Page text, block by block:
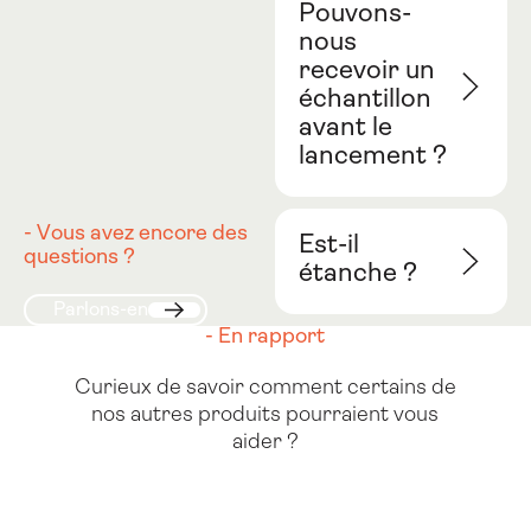
- Vous avez encore des
questions ?
Suivant
Pouvons-
nous
recevoir un
échantillon
avant le
lancement ?
Est-il
étanche ?
- En rapport
Curieux de savoir comment certains de
nos autres produits pourraient vous
aider ?